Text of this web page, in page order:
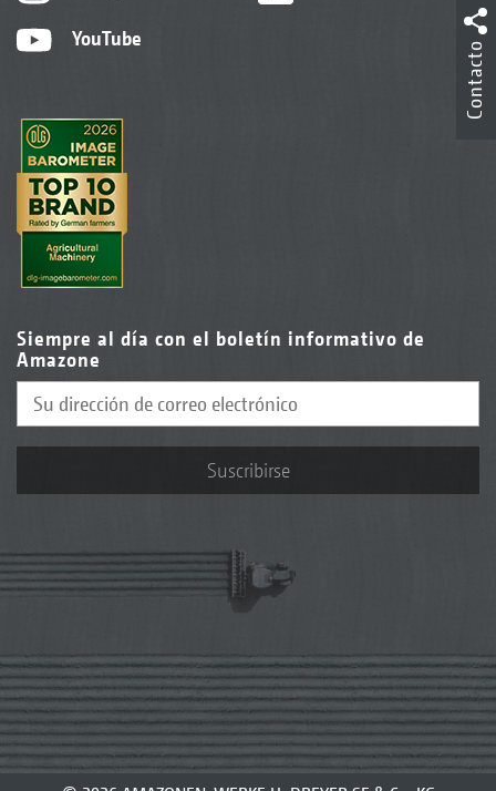
YouTube
Siempre al día con el boletín informativo de
Amazone
Suscribirse
Contacto